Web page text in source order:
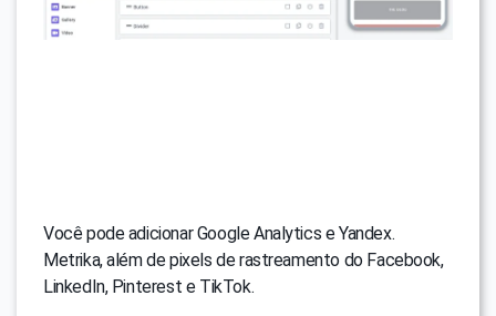
Você pode adicionar Google Analytics e Yandex.
Metrika, além de pixels de rastreamento do Facebook,
LinkedIn, Pinterest e TikTok.